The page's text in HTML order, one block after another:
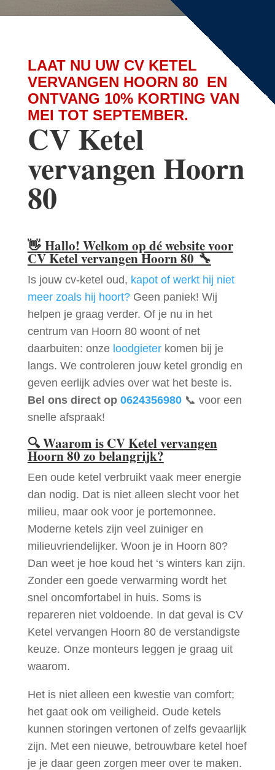
LAAT NU UW CV KETEL
VERVANGEN HOORN 80 EN
ONTVANG 10% KORTING VAN
MEI TOT SEPTEMBER.
CV Ketel
vervangen Hoorn
80
👋 Hallo! Welkom op dé website voor
CV Ketel vervangen Hoorn 80🔧
Is jouw cv-ketel oud, kapot of werkt hij niet
meer zoals hij hoort?Geen paniek! Wij
helpen je graag verder. Of je nu in het
centrum van Hoorn 80 woont of net
daarbuiten: onze loodgieterkomen bij je
langs. We controleren jouw ketel grondig en
geven eerlijk advies over wat het beste is.
Bel ons direct op 0624356980📞 voor een
snelle afspraak!
🔍Waarom is CV Ketel vervangen
Hoorn 80 zo belangrijk?
Een oude ketel verbruikt vaak meer energie
dan nodig. Dat is niet alleen slecht voor het
milieu, maar ook voor je portemonnee.
Moderne ketels zijn veel zuiniger en
milieuvriendelijker. Woon je in Hoorn 80?
Dan weet je hoe koud het ‘s winters kan zijn.
Zonder een goede verwarming wordt het
snel oncomfortabel in huis. Soms is
repareren niet voldoende. In dat geval is CV
Ketel vervangen Hoorn 80 de verstandigste
keuze. Onze monteurs leggen je graag uit
waarom.
Het is niet alleen een kwestie van comfort;
het gaat ook om veiligheid. Oude ketels
kunnen storingen vertonen of zelfs gevaarlijk
zijn. Met een nieuwe, betrouwbare ketel hoef
je je daar geen zorgen meer over te maken.